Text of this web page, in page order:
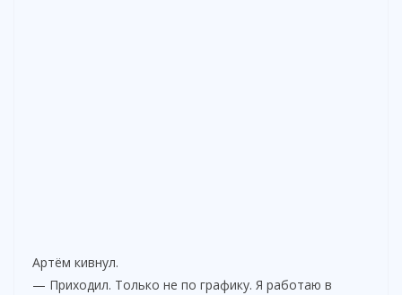
Артём кивнул.
— Приходил. Только не по графику. Я работаю в